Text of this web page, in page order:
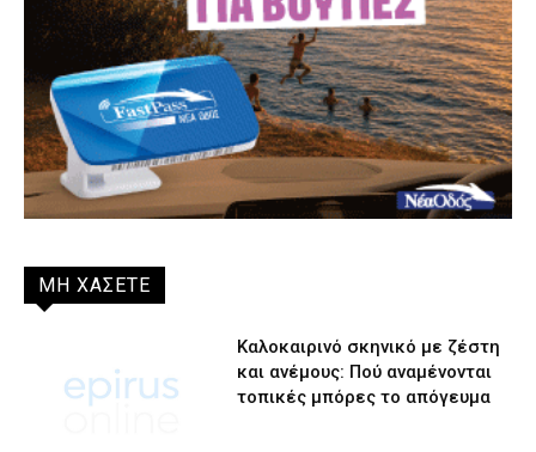
ΜΗ ΧΑΣΕΤΕ
Καλοκαιρινό σκηνικό με ζέστη
και ανέμους: Πού αναμένονται
τοπικές μπόρες το απόγευμα